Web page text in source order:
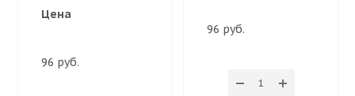
Цена
96 руб.
96 руб.